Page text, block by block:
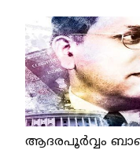
ആദരപൂര്‍വ്വം